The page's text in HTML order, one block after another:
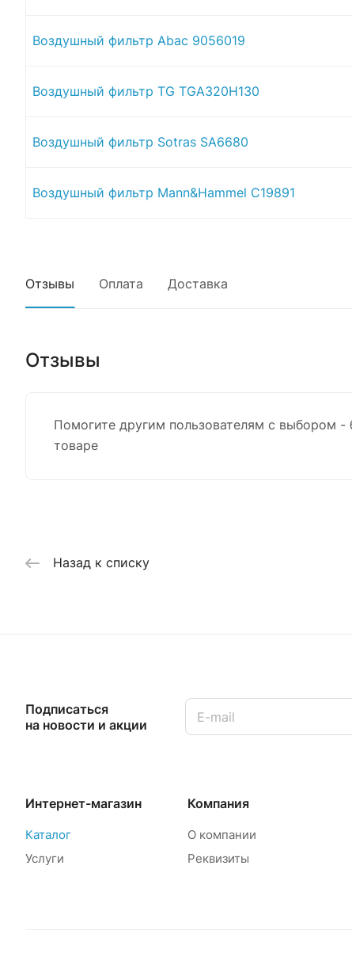
Воздушный фильтр Abac 9056019
Воздушный фильтр TG TGA320H130
Воздушный фильтр Sotras SA6680
Воздушный фильтр Mann&Hammel C19891
Отзывы Оплата Доставка
Отзывы
Помогите другим пользователям с выбором
товаре
Назад к списку
Подписаться
на новости и акции
Интернет-магазин
Каталог
Услуги
Компания
О компании
Реквизиты